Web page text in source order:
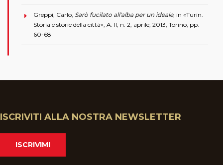
Greppi, Carlo, Sarò fucilato all'alba per un ideale, in «Turin.
Storia e storie della città», A. II, n. 2, aprile, 2013, Torino, pp.
60-68
ISCRIVITI ALLA NOSTRA NEWSLETTER
ISCRIVIMI